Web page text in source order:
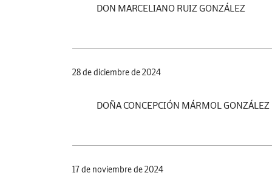
DON MARCELIANO RUIZ GONZÁLEZ
28 de diciembre de 2024
DOÑA CONCEPCIÓN MÁRMOL GONZÁLEZ
17 de noviembre de 2024